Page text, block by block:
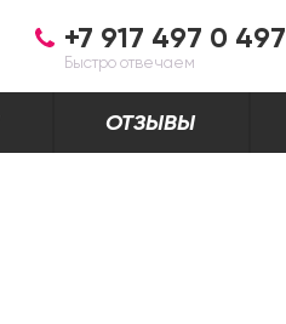
+7 917 497 0 497
Быстро отвечаем
ОТЗЫВЫ